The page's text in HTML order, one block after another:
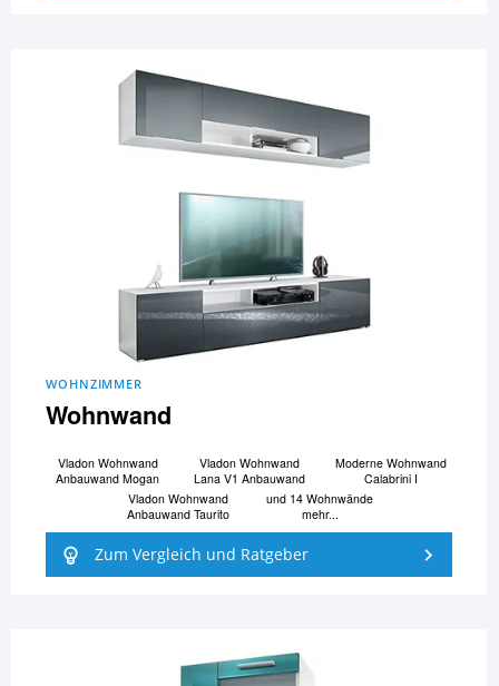
WOHNZIMMER
Wohnwand
Vladon Wohnwand
Anbauwand Mogan
Vladon Wohnwand
Lana V1 Anbauwand
Moderne Wohnwand
Calabrini I
Vladon Wohnwand
Anbauwand Taurito
und 14 Wohnwände
mehr...
Zum Vergleich und Ratgeber